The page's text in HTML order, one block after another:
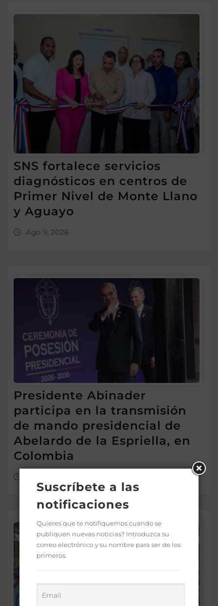
SNS fortalece servicios
diagnósticos en centros de
Primer Nivel de Monte Llano
y Aguayo
Ago 9, 2026
Presidente Abinader
participa en la transmisión
de mando presidencial de
Abelardo de la Espriella, en
Colombia
Suscríbete a las
notificaciones
Quieres que te notifiquemos cuando se
publiquen nuevas noticias? Introduzca su
correo electrónico y su nombre para ser de los
primeros.